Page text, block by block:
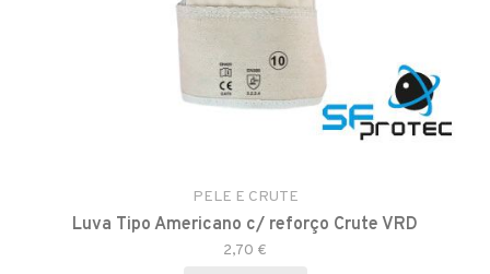
PELE E CRUTE
Luva Tipo Americano c/ reforço Crute VRD
2,70 €